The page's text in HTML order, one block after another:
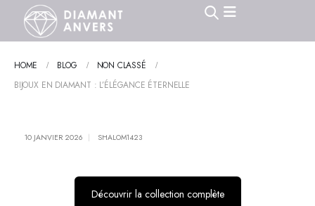
HOME BLOG
NON CLASSÉ
BIJOUX EN DIAMANT : L’ÉLÉGANCE ÉTERNELLE
10 JANVIER 2026 SHALOM1423
Découvrir la collection complète